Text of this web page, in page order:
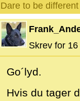
Dare to be different
Skrev for
Go´lyd.
Hvis du tager